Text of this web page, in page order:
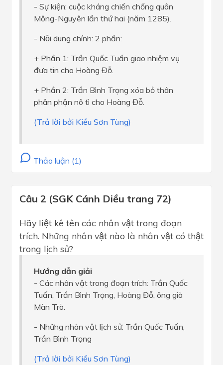
- Sự kiện: cuộc kháng chiến chống quân
Mông-Nguyên lần thứ hai (năm 1285).
- Nội dung chính: 2 phần:
+ Phần 1: Trần Quốc Tuấn giao nhiệm vụ
đưa tin cho Hoàng Đỗ.
+ Phần 2: Trần Bình Trọng xóa bỏ thân
phân phận nô tì cho Hoàng Đỗ.
(Trả lời bởi Kiều Sơn Tùng)
Thảo luận (1)
Câu 2 (SGK Cánh Diều trang 72)
Hãy liệt kê tên các nhân vật trong đoạn
trích. Những nhân vật nào là nhân vật có thật
trong lịch sử?
Hướng dẫn giải
- Các nhân vật trong đoạn trích: Trần Quốc
Tuấn, Trần Bình Trọng, Hoàng Đỗ, ông già
Màn Trò.
- Những nhân vật lịch sử: Trần Quốc Tuấn,
Trần Bình Trọng
(Trả lời bởi Kiều Sơn Tùng)